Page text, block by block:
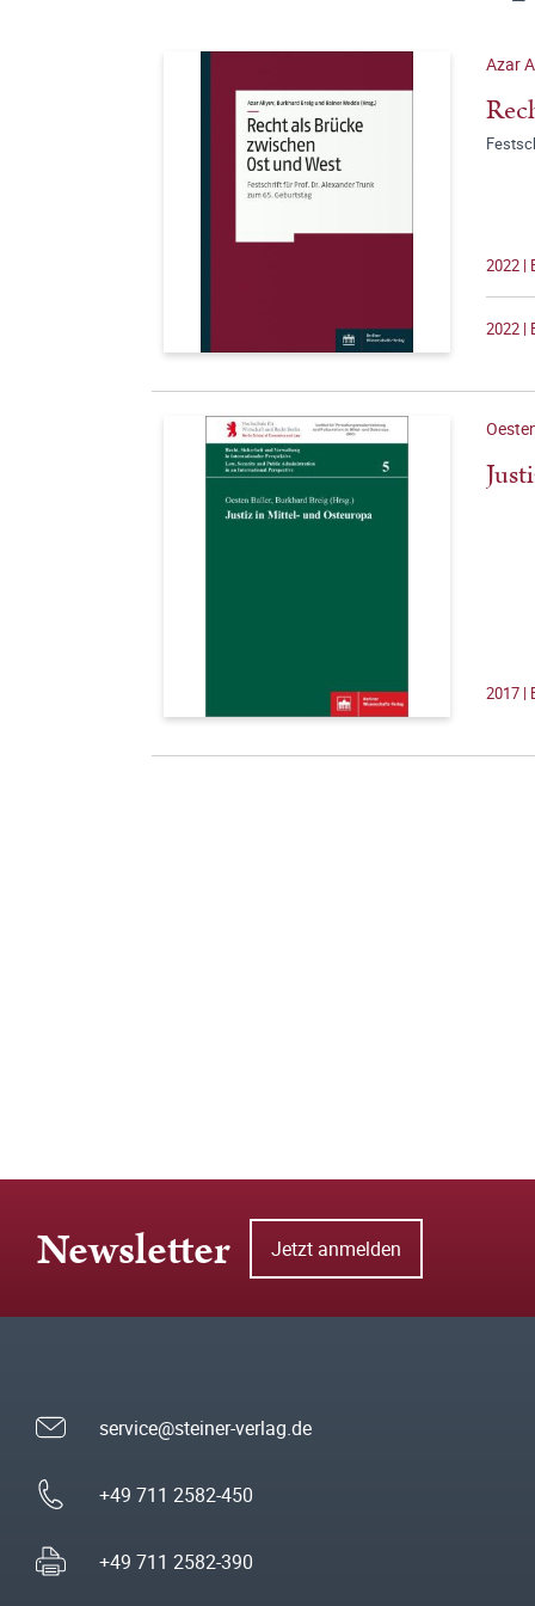
Azar
2022 |
2022 |
2017 |
Newsletter Jetzt anmelden
service@steiner-verlag.de
+49 711 2582-450
+49 711 2582-390